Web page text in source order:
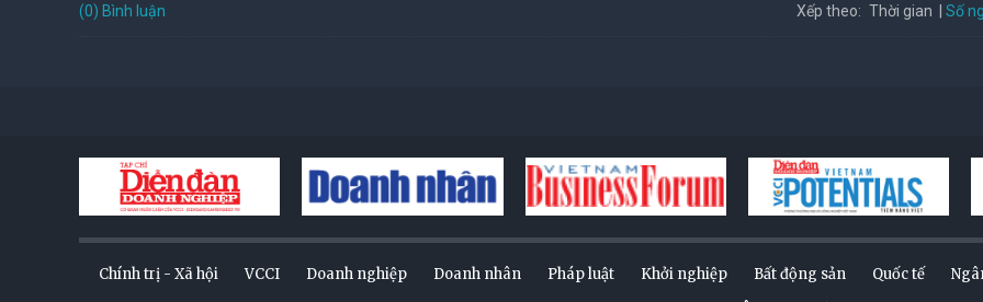
(0) Bình luận Xếp theo: Thời gian Số
Chính trị - Xã hội VCCI Doanh nghiệp Doanh nhân Pháp luật Khởi nghiệp Bất động sản Quốc tế